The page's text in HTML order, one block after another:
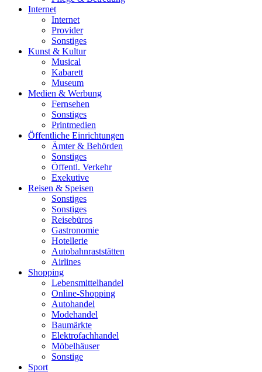
Internet
Internet
Provider
Sonstiges
Kunst & Kultur
Musical
Kabarett
Museum
Medien & Werbung
Fernsehen
Sonstiges
Printmedien
Öffentliche Einrichtungen
Ämter & Behörden
Sonstiges
Öffentl. Verkehr
Exekutive
Reisen & Speisen
Sonstiges
Sonstiges
Reisebüros
Gastronomie
Hotellerie
Autobahnraststätten
Airlines
Shopping
Lebensmittelhandel
Online-Shopping
Autohandel
Modehandel
Baumärkte
Elektrofachhandel
Möbelhäuser
Sonstige
Sport